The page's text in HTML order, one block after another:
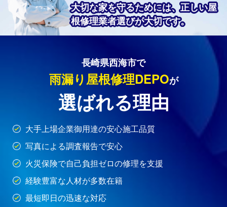
大切な家を守るためには、正しい屋
根修理業者選びが大切です。
長崎県西海市で
雨漏り屋根修理DEPOが
選ばれる理由
大手上場企業御用達の安心施工品質
写真による調査報告で安心
火災保険で自己負担ゼロの修理を支援
経験豊富な人材が多数在籍
最短即日の迅速な対応